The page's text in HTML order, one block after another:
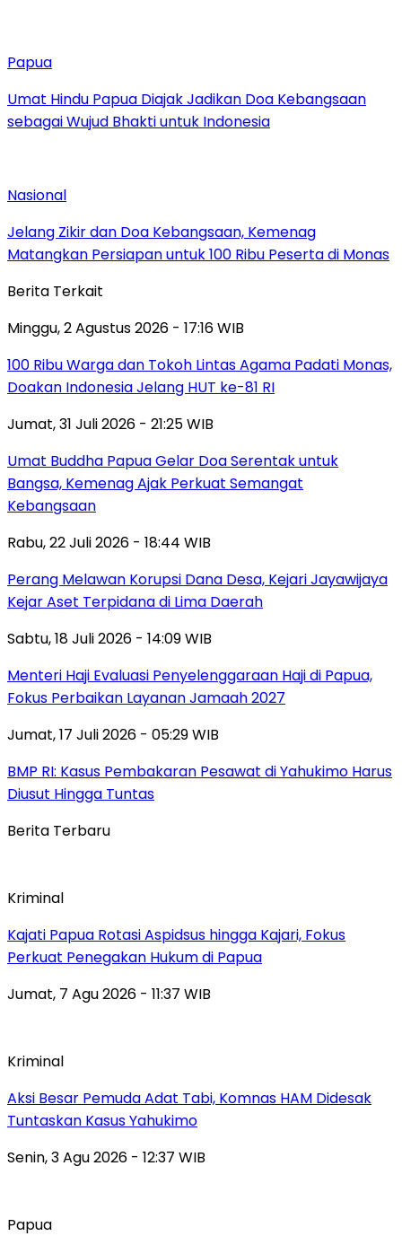
Papua
Umat Hindu Papua Diajak Jadikan Doa Kebangsaan
sebagai Wujud Bhakti untuk Indonesia
Nasional
Jelang Zikir dan Doa Kebangsaan, Kemenag
Matangkan Persiapan untuk 100 Ribu Peserta di Monas
Berita Terkait
Minggu, 2 Agustus 2026 - 17:16 WIB
100 Ribu Warga dan Tokoh Lintas Agama Padati Monas,
Doakan Indonesia Jelang HUT ke-81 RI
Jumat, 31 Juli 2026 - 21:25 WIB
Umat Buddha Papua Gelar Doa Serentak untuk
Bangsa, Kemenag Ajak Perkuat Semangat
Kebangsaan
Rabu, 22 Juli 2026 - 18:44 WIB
Perang Melawan Korupsi Dana Desa, Kejari Jayawijaya
Kejar Aset Terpidana di Lima Daerah
Sabtu, 18 Juli 2026 - 14:09 WIB
Menteri Haji Evaluasi Penyelenggaraan Haji di Papua,
Fokus Perbaikan Layanan Jamaah 2027
Jumat, 17 Juli 2026 - 05:29 WIB
BMP RI: Kasus Pembakaran Pesawat di Yahukimo Harus
Diusut Hingga Tuntas
Berita Terbaru
Kriminal
Kajati Papua Rotasi Aspidsus hingga Kajari, Fokus
Perkuat Penegakan Hukum di Papua
Jumat, 7 Agu 2026 - 11:37 WIB
Kriminal
Aksi Besar Pemuda Adat Tabi, Komnas HAM Didesak
Tuntaskan Kasus Yahukimo
Senin, 3 Agu 2026 - 12:37 WIB
Papua